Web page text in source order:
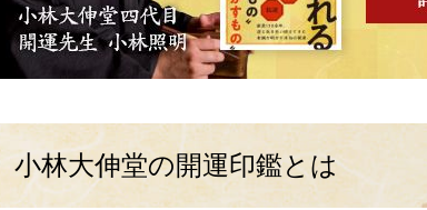
小林大伸堂の開運印鑑とは